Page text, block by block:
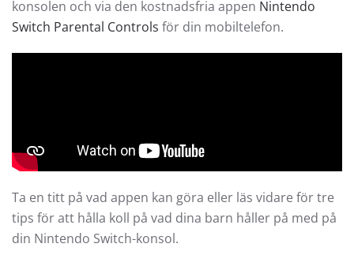
konsolen och via den kostnadsfria appen Nintendo
Switch Parental Controls för din mobiltelefon.
Ta en titt på vad appen kan göra eller läs vidare för tre
tips för att hålla koll på vad dina barn håller på med på
din Nintendo Switch-konsol.